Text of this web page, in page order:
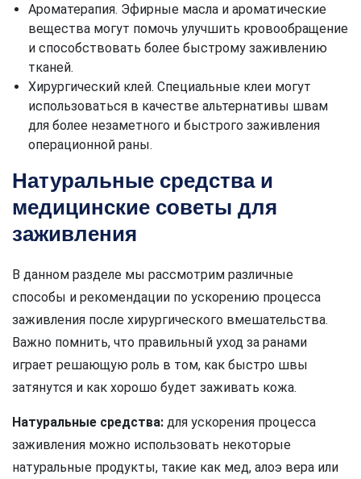
Ароматерапия. Эфирные масла и ароматические
вещества могут помочь улучшить кровообращение
и способствовать более быстрому заживлению
тканей.
Хирургический клей. Специальные клеи могут
использоваться в качестве альтернативы швам
для более незаметного и быстрого заживления
операционной раны.
Натуральные средства и
медицинские советы для
заживления
В данном разделе мы рассмотрим различные
способы и рекомендации по ускорению процесса
заживления после хирургического вмешательства.
Важно помнить, что правильный уход за ранами
играет решающую роль в том, как быстро швы
затянутся и как хорошо будет заживать кожа.
Натуральные средства: для ускорения процесса
заживления можно использовать некоторые
натуральные продукты, такие как мед, алоэ вера или